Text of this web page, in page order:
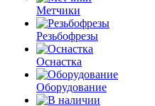
Метчики
Резьбофрезы
Оснастка
Оборудование